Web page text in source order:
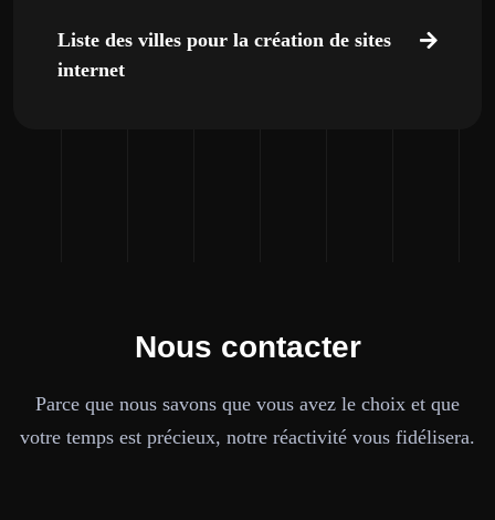
Liste des villes pour la création de sites
internet
Nous contacter
Parce que nous savons que vous avez le choix et que
votre temps est précieux, notre réactivité vous fidélisera.